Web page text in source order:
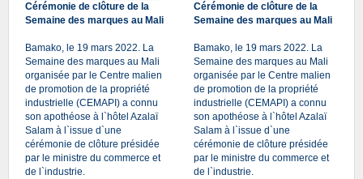
Cérémonie de clôture de la
Semaine des marques au Mali
Bamako, le 19 mars 2022. La
Semaine des marques au Mali
organisée par le Centre malien
de promotion de la propriété
industrielle (CEMAPI) a connu
son apothéose à l`hôtel Azalaï
Salam à l`issue d`une
cérémonie de clôture présidée
par le ministre du commerce et
de l`industrie.
Cérémonie de clôture de la
Semaine des marques au Mali
Bamako, le 19 mars 2022. La
Semaine des marques au Mali
organisée par le Centre malien
de promotion de la propriété
industrielle (CEMAPI) a connu
son apothéose à l`hôtel Azalaï
Salam à l`issue d`une
cérémonie de clôture présidée
par le ministre du commerce et
de l`industrie.